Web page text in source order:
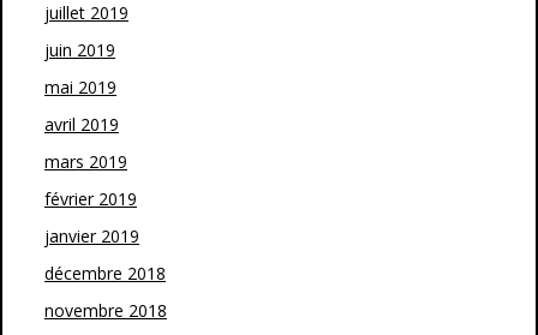
juillet 2019
juin 2019
mai 2019
avril 2019
mars 2019
février 2019
janvier 2019
décembre 2018
novembre 2018